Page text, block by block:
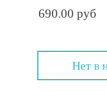
690.00 руб
Нет в